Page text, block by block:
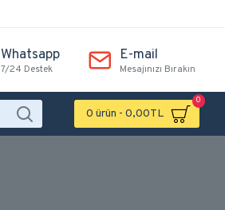
Whatsapp
7/24 Destek
E-mail
Mesajınızı Bırakın
0 ürün - 0,00TL
0